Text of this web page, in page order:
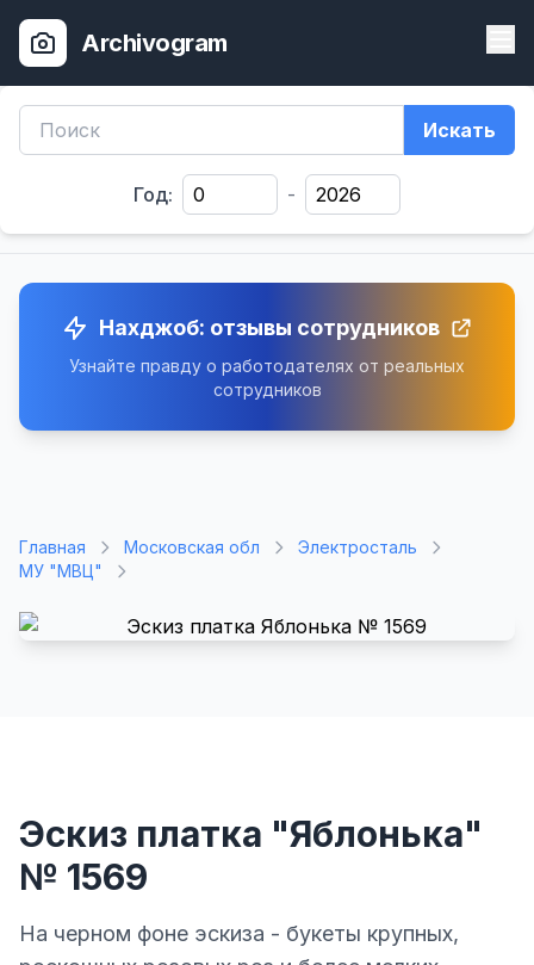
Archivogram
Искать
Год: -
Нахджоб: отзывы сотрудников
Узнайте правду о работодателях от реальных
сотрудников
Главная Московская обл
Электросталь
МУ "МВЦ"
Эскиз платка "Яблонька"
№ 1569
На черном фоне эскиза - букеты крупных,